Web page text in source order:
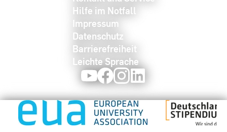
Hilfe im Notfall
Impressum
Datenschutz
Barrierefreiheit
Leichte Sprache
YoutubeFacebookInstagram